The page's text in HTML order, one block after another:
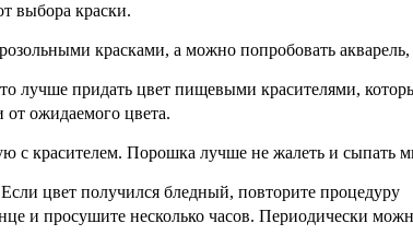
выбора краски.
красками, а можно попробовать
лучше придать цвет пищевыми красителями,
от ожидаемого цвета.
с красителем. Порошка лучше не жалеть и
цвет получился бледный, повторите процедуру
и просушите несколько часов. Периодически